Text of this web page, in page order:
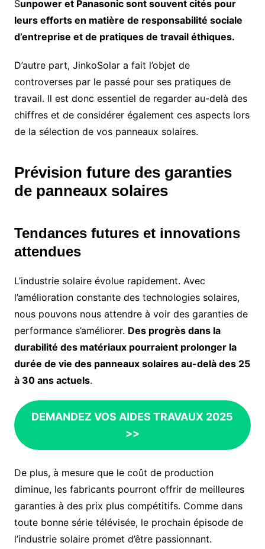
Sunpower et Panasonic sont souvent cités pour
leurs efforts en matière de responsabilité sociale
d’entreprise et de pratiques de travail éthiques.
D’autre part, JinkoSolar a fait l’objet de
controverses par le passé pour ses pratiques de
travail. Il est donc essentiel de regarder au-delà des
chiffres et de considérer également ces aspects lors
de la sélection de vos panneaux solaires.
Prévision future des garanties
de panneaux solaires
Tendances futures et innovations
attendues
L’industrie solaire évolue rapidement. Avec
l’amélioration constante des technologies solaires,
nous pouvons nous attendre à voir des garanties de
performance s’améliorer. Des progrès dans la
durabilité des matériaux pourraient prolonger la
durée de vie des panneaux solaires au-delà des 25
à 30 ans actuels.
DEMANDEZ VOS AIDES TRAVAUX 2025
>>
De plus, à mesure que le coût de production
diminue, les fabricants pourront offrir de meilleures
garanties à des prix plus compétitifs. Comme dans
toute bonne série télévisée, le prochain épisode de
l’industrie solaire promet d’être passionnant.